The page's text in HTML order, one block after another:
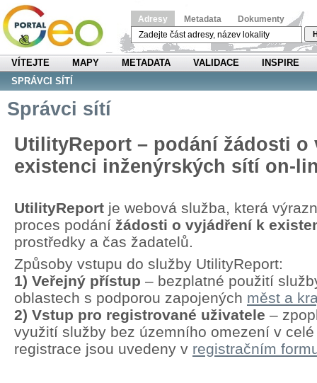
Adresy Metadata Dokumenty
VÍTEJTE MAPY METADATA VALIDACE
INSPIRE
SPRÁVCI SÍTÍ
Správci sítí
UtilityReport – podání žádosti o
existenci inženýrských sítí on-
UtilityReport je webová služba, která
proces podání žádosti o vyjádření k
prostředky a čas žadatelů.
Způsoby vstupu do služby UtilityReport:
1) Veřejný přístup – bezplatné použití
oblastech s podporou zapojených měst a
2) Vstup pro registrované uživatele –
využití služby bez územního omezení v
registrace jsou uvedeny v registračním